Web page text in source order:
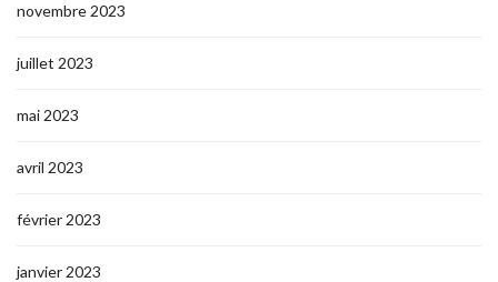
novembre 2023
juillet 2023
mai 2023
avril 2023
février 2023
janvier 2023